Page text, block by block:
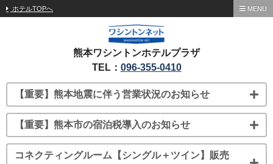
ホテルTOPへ MENU
熊本ワシントンホテルプラザ
TEL： 096-355-0410
【重要】熊本地震に伴う営業状況のお知らせ
【重要】熊本市の宿泊税導入のお知らせ
コネクティングルーム【シングル＋ツイン】販売